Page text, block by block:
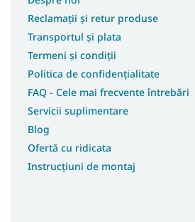
Reclamații și retur produse
Transportul și plata
Termeni și condiții
Politica de confidențialitate
FAQ - Cele mai frecvente întrebări
Servicii suplimentare
Blog
Ofertă cu ridicata
Instrucțiuni de montaj